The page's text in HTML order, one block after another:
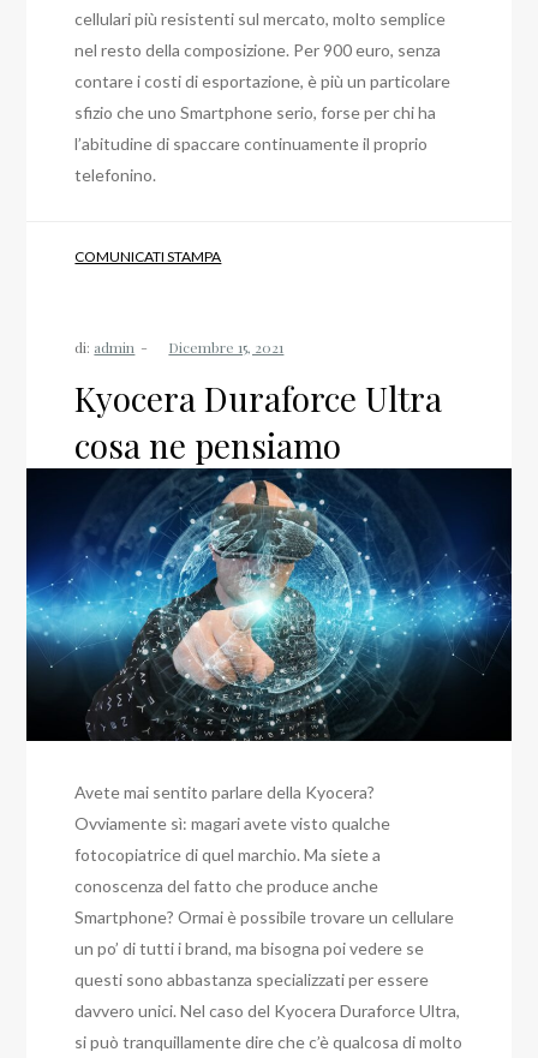
cellulari più resistenti sul mercato, molto semplice
nel resto della composizione. Per 900 euro, senza
contare i costi di esportazione, è più un particolare
sfizio che uno Smartphone serio, forse per chi ha
l’abitudine di spaccare continuamente il proprio
telefonino.
COMUNICATI STAMPA
di: admin
Kyocera Duraforce Ultra
cosa ne pensiamo
Avete mai sentito parlare della Kyocera?
Ovviamente sì: magari avete visto qualche
fotocopiatrice di quel marchio. Ma siete a
conoscenza del fatto che produce anche
Smartphone? Ormai è possibile trovare un cellulare
un po’ di tutti i brand, ma bisogna poi vedere se
questi sono abbastanza specializzati per essere
davvero unici. Nel caso del Kyocera Duraforce Ultra,
si può tranquillamente dire che c’è qualcosa di molto